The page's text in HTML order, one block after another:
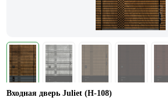
Входная дверь Juliet (Н-108)